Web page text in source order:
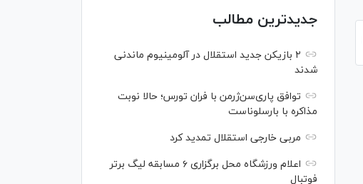
جدیدترین مطالب
۲ بازیکن جدید استقلال در آلومینیوم ماندنی
شدند
توافق پاری‌سن‌ژرمن با فران تورس؛ حالا نوبت
مذاکره با بارسلوناست
مربی خارجی استقلال تمدید کرد
اعلام ورزشگاه محل برگزاری ۶ مسابقه لیگ برتر
فوتبال